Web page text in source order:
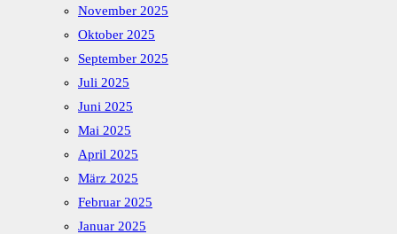
November 2025
Oktober 2025
September 2025
Juli 2025
Juni 2025
Mai 2025
April 2025
März 2025
Februar 2025
Januar 2025